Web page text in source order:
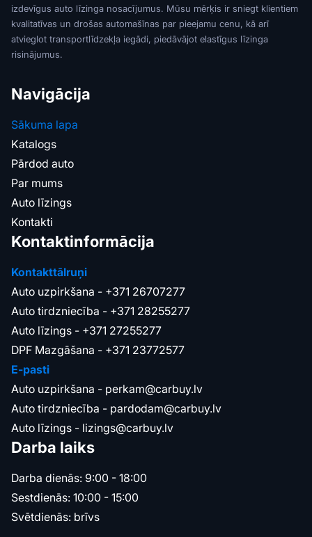
izdevīgus auto līzinga nosacījumus. Mūsu mērķis ir sniegt klientiem
kvalitatīvas un drošas automašīnas par pieejamu cenu, kā arī
atvieglot transportlīdzekļa iegādi, piedāvājot elastīgus līzinga
risinājumus.
Navigācija
Sākuma lapa
Katalogs
Pārdod auto
Par mums
Auto līzings
Kontakti
Kontaktinformācija
Kontakttālruņi
Auto uzpirkšana - +371 26707277
Auto tirdzniecība - +371 28255277
Auto līzings - +371 27255277
DPF Mazgāšana - +371 23772577
E-pasti
Auto uzpirkšana - perkam@carbuy.lv
Auto tirdzniecība - pardodam@carbuy.lv
Auto līzings - lizings@carbuy.lv
Darba laiks
Darba dienās: 9:00 - 18:00
Sestdienās: 10:00 - 15:00
Svētdienās: brīvs